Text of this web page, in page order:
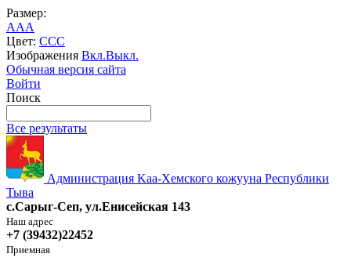
Размер:
AAA
Цвет: CCC
Изображения Вкл.Выкл.
Обычная версия сайта
Войти
Поиск
Все результаты
Администрация Kaa-Хемского кожууна Республики
Тыва
с.Сарыг-Сеп, ул.Енисейская 143
Наш адрес
+7 (39432)22452
Приемная